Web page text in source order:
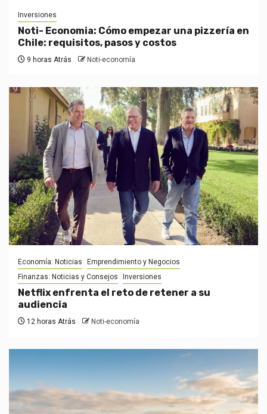
Inversiones
Noti- Economia: Cómo empezar una pizzería en
Chile: requisitos, pasos y costos
9 horas Atrás Noti-economía
Economía: Noticias
Emprendimiento y Negocios
Finanzas: Noticias y Consejos
Inversiones
Netflix enfrenta el reto de retener a su
audiencia
12 horas Atrás Noti-economía